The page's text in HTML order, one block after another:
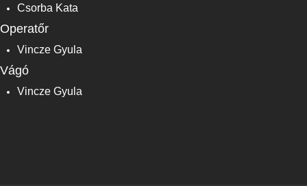
Csorba Kata
Operatőr
Vincze Gyula
Vágó
Vincze Gyula